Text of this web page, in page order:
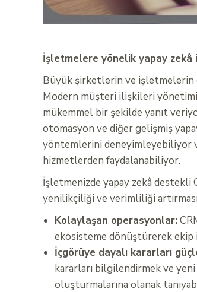
İşletmelere yönelik yapay zekâ
Büyük şirketlerin ve işletmelerin
Modern müşteri ilişkileri yönetimi
mükemmel bir şekilde yanıt
otomasyon ve diğer gelişmiş
yöntemlerini deneyimleyebiliyor
hizmetlerden faydalanabiliyor.
İşletmenizde yapay zekâ
yenilikçiliği ve verimliliği
Kolaylaşan operasyonlar:
ekosisteme dönüştürerek ekip
İçgörüye dayalı kararları
kararları bilgilendirmek ve
oluşturmalarına olanak